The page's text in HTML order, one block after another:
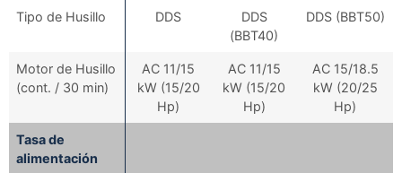
Tipo de Husillo DDS
DDS
(BBT40)
DDS (BBT50)
Motor de Husillo
(cont. / 30 min)
AC 11/15
kW (15/20
Hp)
AC 11/15
kW (15/20
Hp)
AC 15/18.5
kW (20/25
Hp)
Tasa de
alimentación